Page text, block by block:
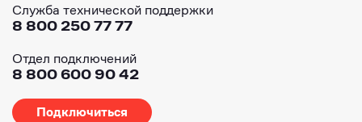
Служба технической поддержки
8 800 250 77 77
Отдел подключений
8 800 600 90 42
Подключиться